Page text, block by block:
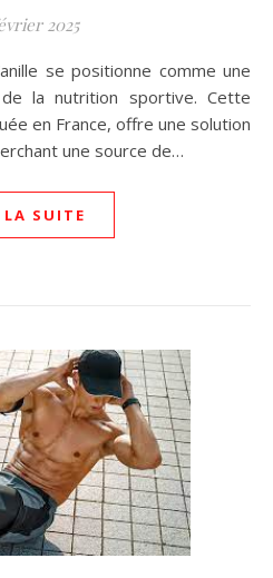
2025
la nutrition sportive. Cette
en France, offre une solution
une source de…
LA SUITE